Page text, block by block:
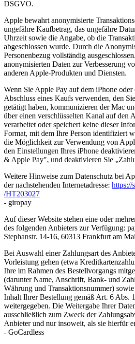
DSGVO.
Apple bewahrt anonymisierte
ungefähre Kaufbetrag, das ungefähre
Uhrzeit sowie die Angabe, ob die
abgeschlossen wurde. Durch die
Personenbezug vollständig
anonymisierten Daten zur Verbesserung
anderen Apple-Produkten und Diensten.
Wenn Sie Apple Pay auf dem iPhone
Abschluss eines Kaufs verwenden, den
getätigt haben, kommunizieren der Mac
über einen verschlüsselten Kanal auf den
verarbeitet oder speichert keine dieser
Format, mit dem Ihre Person identifiziert
die Möglichkeit zur Verwendung von
den Einstellungen Ihres iPhone
& Apple Pay", und deaktivieren Sie
Weitere Hinweise zum Datenschutz bei
der nachstehenden Internetadresse: https://
/HT203027
- giropay
Auf dieser Website stehen eine oder
des folgenden Anbieters zur Verfügung:
Stephanstr. 14-16, 60313 Frankfurt am
Bei Auswahl einer Zahlungsart des
Vorleistung gehen (etwa
Ihre im Rahmen des Bestellvorgangs
(darunter Name, Anschrift, Bank- und
Währung und Transaktionsnummer)
Inhalt Ihrer Bestellung gemäß Art. 6 Abs.
weitergegeben. Die Weitergabe Ihrer
ausschließlich zum Zweck der
Anbieter und nur insoweit, als sie hierfür
- GoCardless